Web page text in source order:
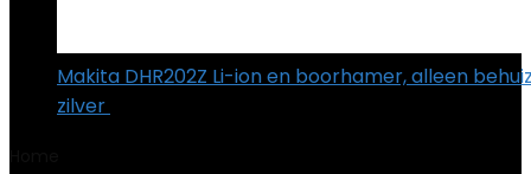
Makita DHR202Z Li-ion en boorhamer, alleen
zilver